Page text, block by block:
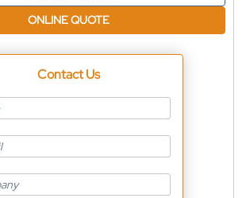
ONLINE QUOTE
Contact Us